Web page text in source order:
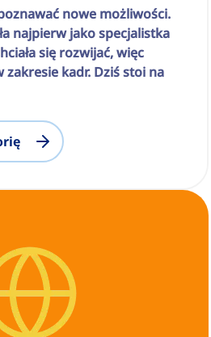
nowe możliwości.
najpierw jako specjalistka
się rozwijać, więc
zakresie kadr. Dziś stoi na